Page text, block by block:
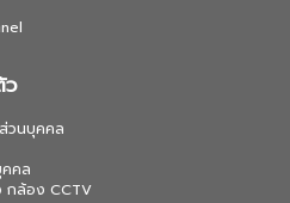
ว
วนบุคคล
คล
กล้อง CCTV